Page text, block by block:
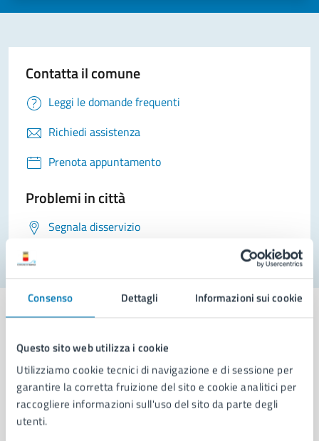
Consenso Dettagli Informazioni sui cookie
Questo sito web utilizza i cookie
Utilizziamo cookie tecnici di navigazione e di sessione per
garantire la corretta fruizione del sito e cookie analitici per
raccogliere informazioni sull'uso del sito da parte degli
utenti.
Contatta il comune
Leggi le domande frequenti
Richiedi assistenza
Prenota appuntamento
Problemi in città
Segnala disservizio
Comune di Napoli
AMMINISTRAZIONE
Aree amministrative